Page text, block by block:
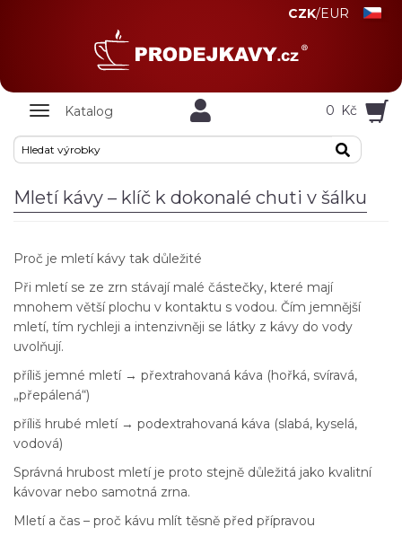
CZK/EUR
Zobrazit
Katalog 0 Kč
Mletí kávy – klíč k dokonalé chuti v šálku
Proč je mletí kávy tak důležité
Při mletí se ze zrn stávají malé částečky, které mají
mnohem větší plochu v kontaktu s vodou. Čím jemnější
mletí, tím rychleji a intenzivněji se látky z kávy do vody
uvolňují.
příliš jemné mletí → přextrahovaná káva (hořká, svíravá,
„přepálená“)
příliš hrubé mletí → podextrahovaná káva (slabá, kyselá,
vodová)
Správná hrubost mletí je proto stejně důležitá jako kvalitní
kávovar nebo samotná zrna.
Mletí a čas – proč kávu mlít těsně před přípravou